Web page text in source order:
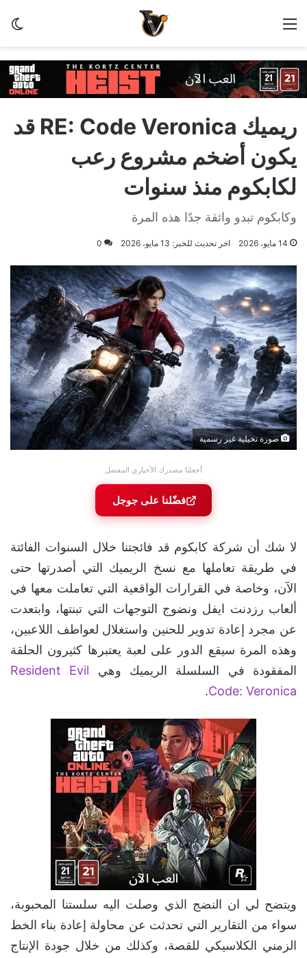
القائمة
ريميك RE: Code Veronica قد
يكون أضخم مشروع رعب
لكابكوم منذ سنوات
وكابكوم تبدو واثقة جدًا هذه المرة
14 مايو، 2026 اخر تحديث للخبر: 13 مايو، 2026 0
صورة تخيلية غير رسمية
أجعلنا مصدرك الأخباري المفضل
فضّلنا على جوجل
لا شك أن شركة كابكوم قد فائجتنا خلال السنوات الفائتة
في طريقة تعاملها مع نسخ الريميك التي أصدرتها حتى
الآن، وخاصة في القرارات الواقعية التي تعاملت معها في
ألعاب رزدنت ايفل ونضوج التوجهات التي تبنتها، وابتعدت
عن مجرد إعادة تدوير للحنين واستغلال لعواطف اللاعبين،
وهذه المرة سيقع الدور على لعبة يعتبرها كثيرون الحلقة
المفقودة في السلسلة الريميك وهي
Resident Evil
Code: Veronica
.
ويتضح لي ان النضج الذي وصلت اليه سلستنا المحبوبة،
سواء من التقارير التي تحدثت عن محاولة إعادة بناء الخط
الزمني الكلاسيكي للقصة، وكذلك من خلال جودة الإنتاج